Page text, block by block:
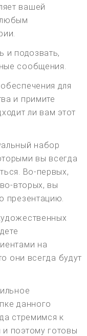
вашей
и подозвать,
сообщения.
для
и примите
ли вам этот
набор
вы всегда
Во-первых,
вторых, вы
презентацию.
на
они всегда будут
данного
стремимся к
поэтому готовы